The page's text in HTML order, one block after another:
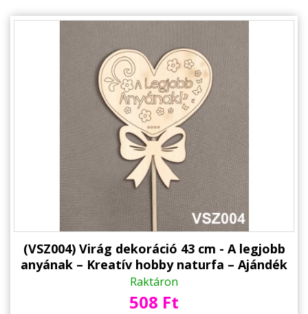
(VSZ004) Virág dekoráció 43 cm - A legjobb
anyának – Kreatív hobby naturfa – Ajándék
Anyáknak - Anyák napi ajándék
Raktáron
508 Ft